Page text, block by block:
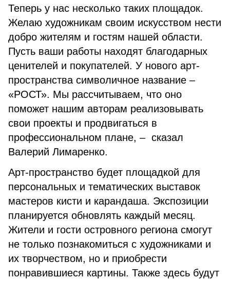
Теперь у нас несколько таких площадок.
Желаю художникам своим искусством нести
добро жителям и гостям нашей области.
Пусть ваши работы находят благодарных
ценителей и покупателей. У нового арт-
пространства символичное название –
«РОСТ». Мы рассчитываем, что оно
поможет нашим авторам реализовывать
свои проекты и продвигаться в
профессиональном плане, – сказал
Валерий Лимаренко.
Арт-пространство будет площадкой для
персональных и тематических выставок
мастеров кисти и карандаша. Экспозиции
планируется обновлять каждый месяц.
Жители и гости островного региона смогут
не только познакомиться с художниками и
их творчеством, но и приобрести
понравившиеся картины. Также здесь будут